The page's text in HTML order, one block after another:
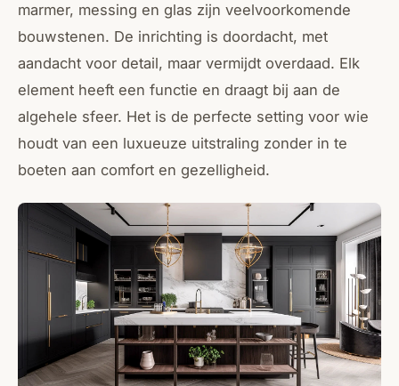
marmer, messing en glas zijn veelvoorkomende
bouwstenen. De inrichting is doordacht, met
aandacht voor detail, maar vermijdt overdaad. Elk
element heeft een functie en draagt bij aan de
algehele sfeer. Het is de perfecte setting voor wie
houdt van een luxueuze uitstraling zonder in te
boeten aan comfort en gezelligheid.